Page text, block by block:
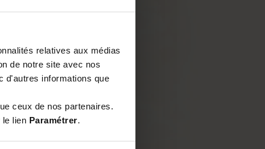
relatives aux médias
de notre site avec nos
d'autres informations que
ceux de nos partenaires.
le lien Paramétrer.